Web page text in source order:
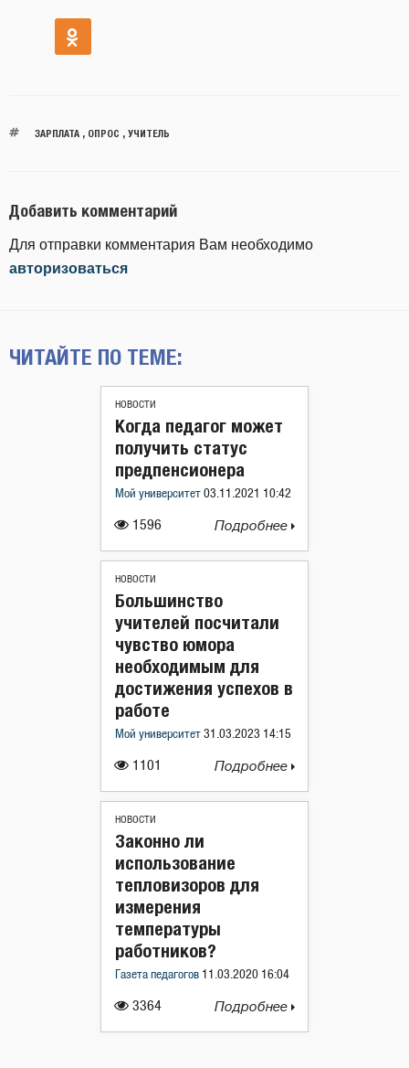
ЗАРПЛАТА, ОПРОС , УЧИТЕЛЬ
Добавить комментарий
Для отправки комментария Вам необходимо
авторизоваться
ЧИТАЙТЕ ПО ТЕМЕ:
НОВОСТИ
1596
Когда педагог может
получить статус
предпенсионера
Мой университет 03.11.2021 10:42
Подробнее
НОВОСТИ
1101
Большинство
учителей посчитали
чувство юмора
необходимым для
достижения успехов в
работе
Мой университет 31.03.2023 14:15
Подробнее
НОВОСТИ
3364
Законно ли
использование
тепловизоров для
измерения
температуры
работников?
Газета педагогов 11.03.2020 16:04
Подробнее